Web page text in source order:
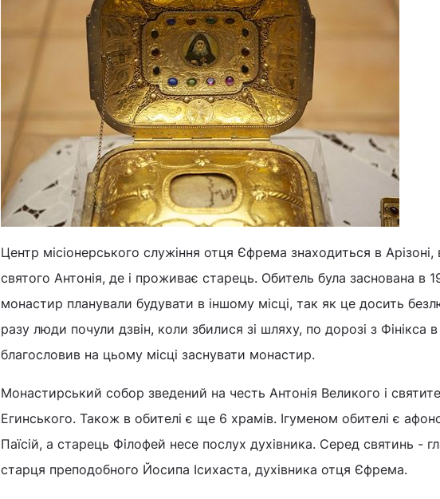
Центр місіонерського служіння отця Єфрема знаходиться в Арізоні,
святого Антонія, де і проживає старець. Обитель була заснована в
монастир планували будувати в іншому місці, так як це досить
разу люди почули дзвін, коли збилися зі шляху, по дорозі з Фінікса
благословив на цьому місці заснувати монастир.
Монастирський собор зведений на честь Антонія Великого і
Егинського. Також в обителі є ще 6 храмів. Ігуменом обителі є
Паїсій, а старець Філофей несе послух духівника. Серед святинь -
старця преподобного Йосипа Ісихаста, духівника отця Єфрема.